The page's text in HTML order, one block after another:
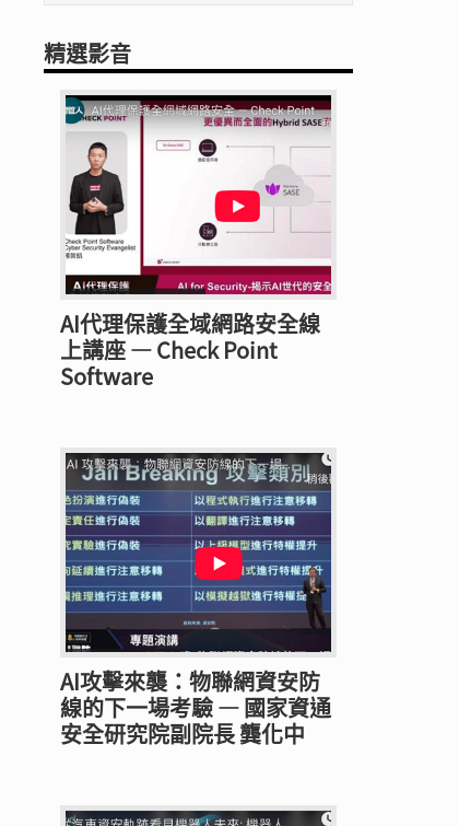
精選影音
AI代理保護全域網路安全線
上講座 — Check Point
Software
AI攻擊來襲：物聯網資安防
線的下一場考驗 — 國家資通
安全研究院副院長 龔化中